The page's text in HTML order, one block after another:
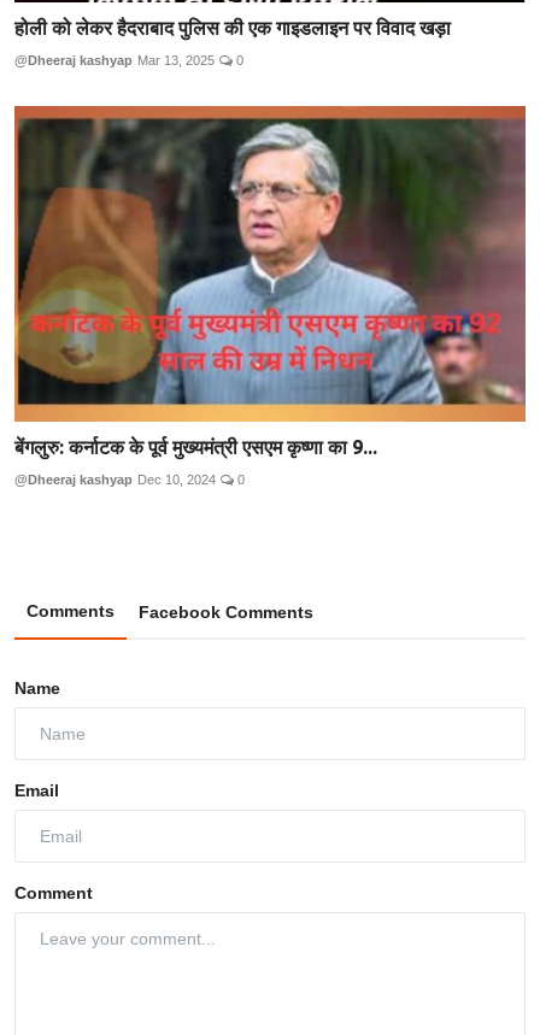
होली को लेकर हैदराबाद पुलिस की एक गाइडलाइन पर विवाद खड़ा
@Dheeraj kashyap Mar 13, 2025 0
बेंगलुरु: कर्नाटक के पूर्व मुख्यमंत्री एसएम कृष्णा का 9...
@Dheeraj kashyap Dec 10, 2024 0
Comments Facebook Comments
Name
Email
Comment